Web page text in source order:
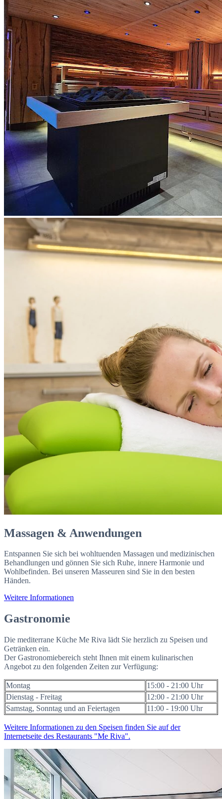
Massagen & Anwendungen
Entspannen Sie sich bei wohltuenden Massagen und medizinischen
Behandlungen und gönnen Sie sich Ruhe, innere Harmonie und
Wohlbefinden. Bei unseren Masseuren sind Sie in den besten
Händen.
Weitere Informationen
Gastronomie
Die mediterrane Küche Me Riva lädt Sie herzlich zu Speisen und
Getränken ein.
Der Gastronomiebereich steht Ihnen mit einem kulinarischen
Angebot zu den folgenden Zeiten zur Verfügung:
Montag
15:00 - 21:00 Uhr
Dienstag - Freitag
12:00 - 21:00 Uhr
Samstag, Sonntag und an Feiertagen
11:00 - 19:00 Uhr
Weitere Informationen zu den Speisen finden Sie auf der
Internetseite des Restaurants "Me Riva".